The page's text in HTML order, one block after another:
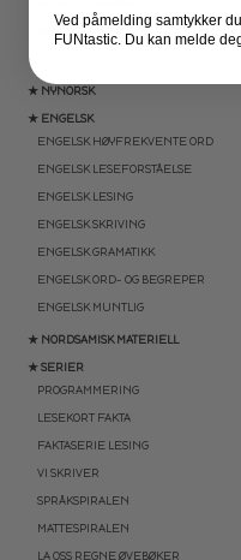
ARBEIDSARK
★ NYNORSK
★ ENGELSK
ENGELSK HØYFREKVENTE ORD
ENGELSK LESEFORSTÅELSE
ENGELSK LESING
ENGELSK SKRIVING
ENGELSK GRAMATIKK
ENGELSK ORD- OG BEGREPER
ENGELSK MUNTLIG
★ NORDSAMISK MATERIELL
★ SERIER
PROGRAMMERING
LESEKORT FAKTA
FAKTASERIE LESING
VI SKRIVER
SPRÅKSPIRALEN
MATTESPIRALEN
LA OSS REGNE ØVEBØKER
Ved påmelding samtykker
FUNtastic. Du kan melde